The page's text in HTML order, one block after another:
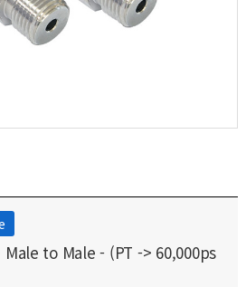
to Male - (PT -> 60,000ps